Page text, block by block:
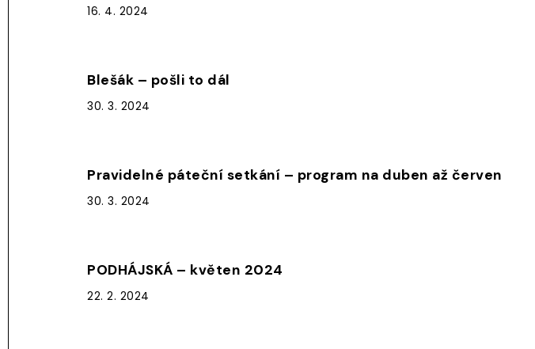
16. 4. 2024
Blešák – pošli to dál
30. 3. 2024
Pravidelné páteční setkání – program na duben až červen
30. 3. 2024
PODHÁJSKÁ – květen 2024
22. 2. 2024